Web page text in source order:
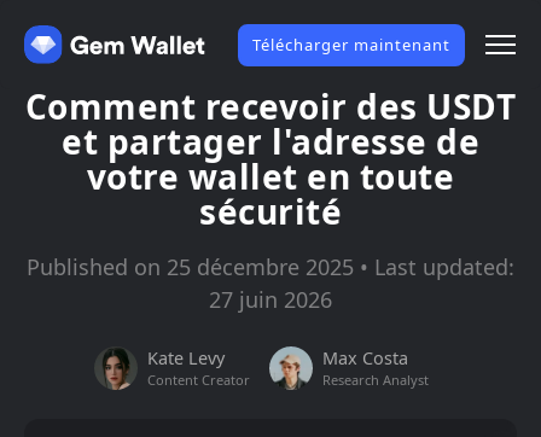
Télécharger maintenant
Comment recevoir des USDT
et partager l'adresse de
votre wallet en toute
sécurité
Published on 25 décembre 2025 • Last updated:
27 juin 2026
Kate Levy
Content Creator
Max Costa
Research Analyst